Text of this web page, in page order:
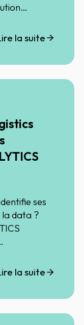
marché
la suite
ses
data ?
les
la suite